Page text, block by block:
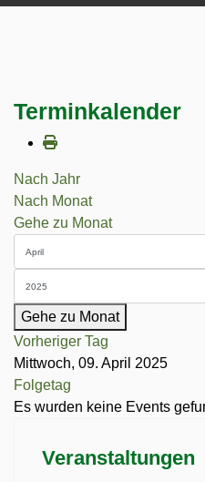
Terminkalender
Nach Jahr
Nach Monat
Gehe zu Monat
Gehe zu Monat
Vorheriger Tag
Mittwoch, 09. April 2025
Folgetag
Es wurden keine Events
Veranstaltungen